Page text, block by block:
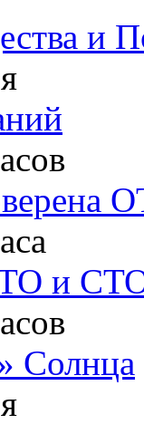
и
и
Солнца